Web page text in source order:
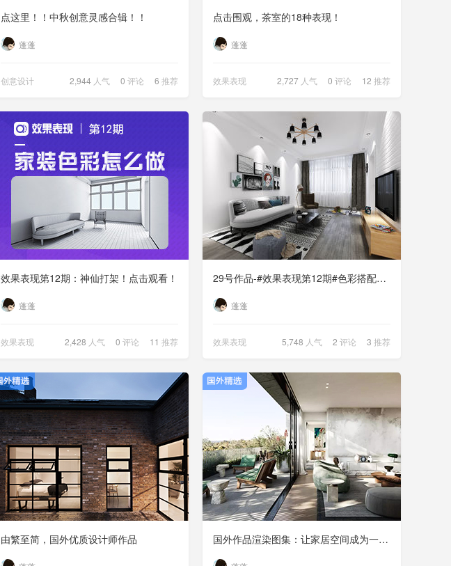
点这里！！中秋创意灵感合辑！！
蓬蓬
创意设计 2,944 人气 0 评论 6 推荐
点击围观，茶室的18种表现！
蓬蓬
效果表现 2,727 人气 0 评论 12 推荐
效果表现第12期：神仙打架！点击观看！
蓬蓬
效果表现 2,428 人气 0 评论 11 推荐
29号作品-#效果表现第12期#色彩搭配【邮箱投稿5010449xx@qq.com】
蓬蓬
效果表现 5,748 人气 2 评论 3 推荐
由繁至简，国外优质设计师作品 国外作品渲染图集：让家居空间成为一道风景